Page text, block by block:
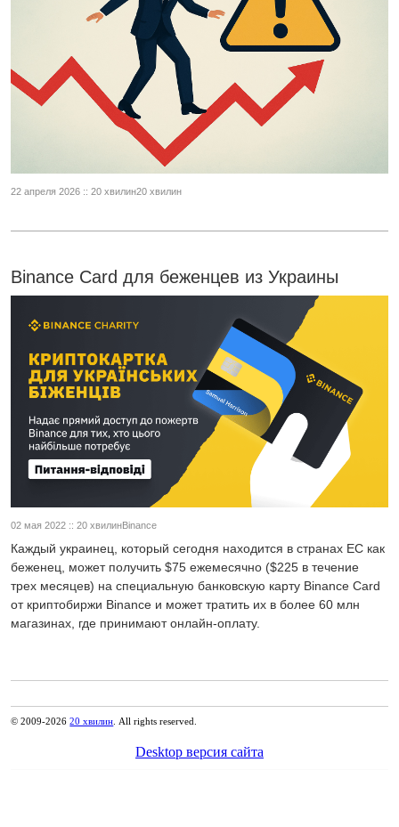
22 апреля 2026 :: 20 хвилин20 хвилин
Binance Card для беженцев из Украины
02 мая 2022 :: 20 хвилинBinance
Каждый украинец, который сегодня находится в странах ЕС как
беженец, может получить $75 ежемесячно ($225 в течение
трех месяцев) на специальную банковскую карту Binance Card
от криптобиржи Binance и может тратить их в более 60 млн
магазинах, где принимают онлайн-оплату.
© 2009-202620 хвилин. All rights reserved.
Desktop версия сайта